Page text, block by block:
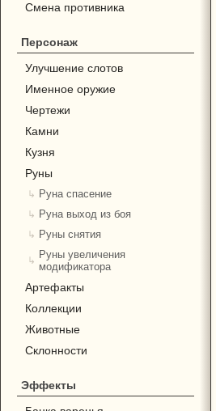
Смена противника
Персонаж
Улучшение слотов
Именное оружие
Чертежи
Камни
Кузня
Руны
Руна спасение
Руна выход из боя
Руны снятия
Руны увеличения
модификатора
Артефакты
Коллекции
Животные
Склонности
Эффекты